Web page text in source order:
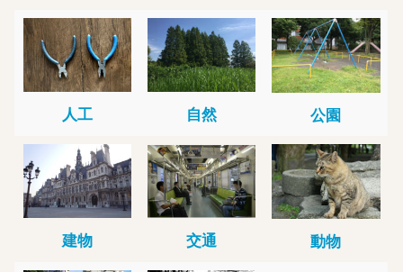
人工 自然 公園
建物 交通 動物